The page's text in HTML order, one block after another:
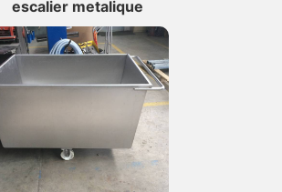
escalier metalique